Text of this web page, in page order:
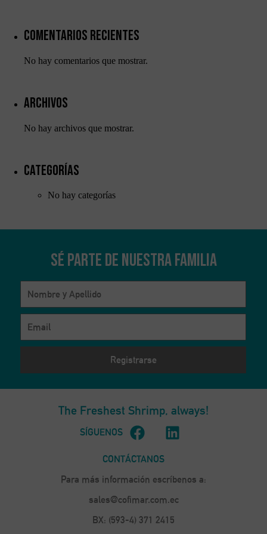
Comentarios recientes
No hay comentarios que mostrar.
Archivos
No hay archivos que mostrar.
Categorías
No hay categorías
Sé parte de nuestra familia
The Freshest Shrimp, always!
SÍGUENOS
CONTÁCTANOS
Para más información escríbenos a:
sales@cofimar.com.ec
BX: (593-4) 371 2415
Para que
mejorar la
de la web, en
web.
nuestra web
funcione lo
mejor posible
durante tu
rechaza estas
algunas
desaparecerán
de la web.